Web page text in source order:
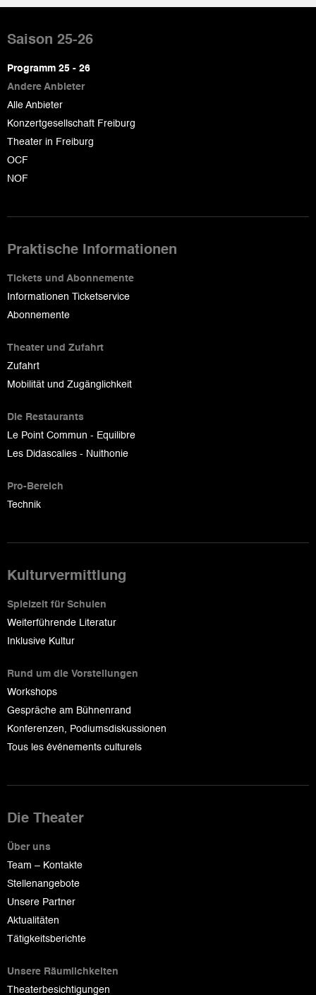
de
page
Saison 25-26
Programm 25 - 26
Andere Anbieter
Alle Anbieter
Konzertgesellschaft Freiburg
Theater in Freiburg
OCF
NOF
Praktische Informationen
Tickets und Abonnemente
Informationen Ticketservice
Abonnemente
Theater und Zufahrt
Zufahrt
Mobilität und Zugänglichkeit
Die Restaurants
Le Point Commun - Equilibre
Les Didascalies - Nuithonie
Pro-Bereich
Technik
Kulturvermittlung
Spielzeit für Schulen
Weiterführende Literatur
Inklusive Kultur
Rund um die Vorstellungen
Workshops
Gespräche am Bühnenrand
Konferenzen, Podiumsdiskussionen
Tous les événements culturels
Die Theater
Über uns
Team – Kontakte
Stellenangebote
Unsere Partner
Aktualitäten
Tätigkeitsberichte
Unsere Räumlichkeiten
Theaterbesichtigungen